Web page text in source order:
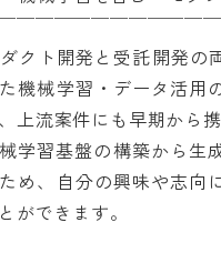
￣￣￣￣￣￣￣￣￣￣
クト開発と受託開発の
機械学習・データ活用
上流案件にも早期から
学習基盤の構築から生
め、自分の興味や志向
ができます。